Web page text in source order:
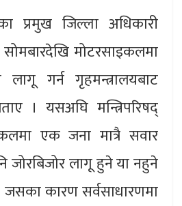
प्रमुख जिल्ला अधिकारी
मोटरसाइकलमा
लागू गर्न गृहमन्त्रालयबाट
। यसअघि मन्त्रिपरिषद्
एक जना मात्रै सवार
जोरबिजोर लागू हुने या नहुने
जसका कारण सर्वसाधारणमा